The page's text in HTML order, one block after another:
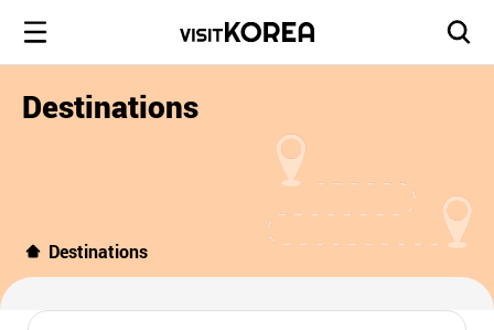
Destinations
Destinations